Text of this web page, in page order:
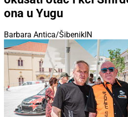
ona u Yugu
Barbara Antica/ŠibenikIN